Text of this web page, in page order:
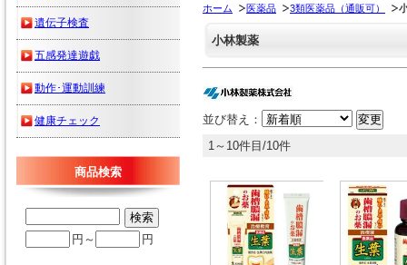
ホーム 医薬品 3類医薬品（通販可）
小林製薬
並び替え：
1～10件目/10件
遺伝子検査
五感発達遊戯
動作･運動訓練
健康チェック
商品検索
円～ 円